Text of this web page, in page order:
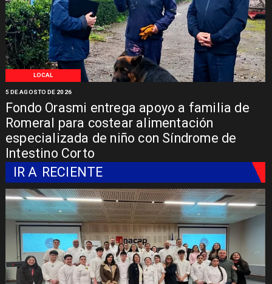
LOCAL
Fondo Orasmi entrega apoyo a familia de
Romeral para costear alimentación
especializada de niño con Síndrome de
Intestino Corto
5 DE AGOSTO DE 2026
IR A RECIENTE